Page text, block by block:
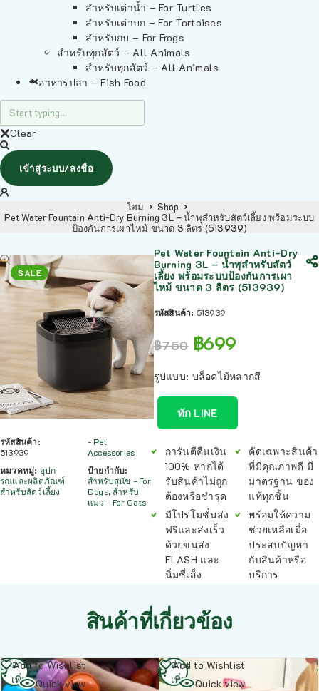
สำหรับเต่าน้ำ – For Turtles
สำหรับเต่าบก – For Tortoises
สำหรับกบ – For Frogs
สำหรับทุกสัตว์ – All Animals
สำหรับทุกสัตว์ – All Animals
อาหารปลา – Fish Food
Clear
เข้าสู่ระบบ/ลงชื่อ
โฮม
Shop
Pet Water Fountain Anti-Dry Burning 3L – น้ำพุสำหรับสัตว์เลี้ยง พร้อมระบบ
ป้องกันการเผาไหม้ ขนาด 3 ลิตร (513939)
SALE
รหัสสินค้า:
513939
หมวดหมู่: อุปก
รณและผลิตภัณฑ์
สำหรับสัตว์เลี้ยง
- Pet
Accessories
ป้ายกำกับ:
สำหรับสุนัข - For
Dogs,สำหรับ
แมว - For Cats
Pet Water Fountain Anti-Dry
Burning 3L – น้ำพุสำหรับสัตว์
เลี้ยง พร้อมระบบป้องกันการเผา
ไหม้ ขนาด 3 ลิตร (513939)
รหัสสินค้า: 513939
฿750 ฿699
รูปแบบ: บล็อคไม้หลากสี
ทัก LINE
การันตีคืนเงิน
100% หากได้
รับสินค้าไม่ถูก
ต้องหรือชำรุด
มีโปรโมชั่นส่ง
ฟรีและส่งเร็ว
ด้วยขนส่ง
FLASH และ
นิ่มซี่เส็ง
คัดเฉพาะสินค้า
ที่มีคุณภาพดี มี
มาตรฐาน ของ
แท้ทุกชิ้น
พร้อมให้ความ
ช่วยเหลือเมื่อ
ประสบปัญหา
กับสินค้าหรือ
บริการ
สินค้าที่เกี่ยวข้อง
Add to Wishlist
Quick view
อ่าน
เพิ่ม
Add to Wishlist
Quick view
อ่าน
เพิ่ม